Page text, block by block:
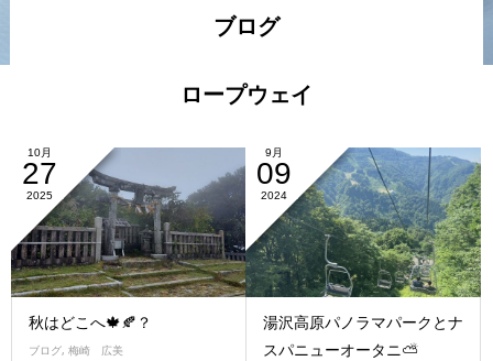
ブログ
ロープウェイ
10月
27
2025
秋はどこへ🍁🍂？
ブログ, 梅崎 広美
9月
09
2024
湯沢高原パノラマパークとナ
スパニューオータニ⛅